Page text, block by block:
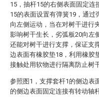
15，抽杆15的右侧表面固定连
15的表面设置有弹簧19，通过
向左侧运动，当在对树干进行
影响树干生长，劣弧板20向左
还能对树干进行支撑，保证支
边表面有橡胶垫18，利用橡胶
接触处用软物进行隔离防止树
参照图1，支撑套杆1的侧边表
的侧边表面固定连接有转动轴